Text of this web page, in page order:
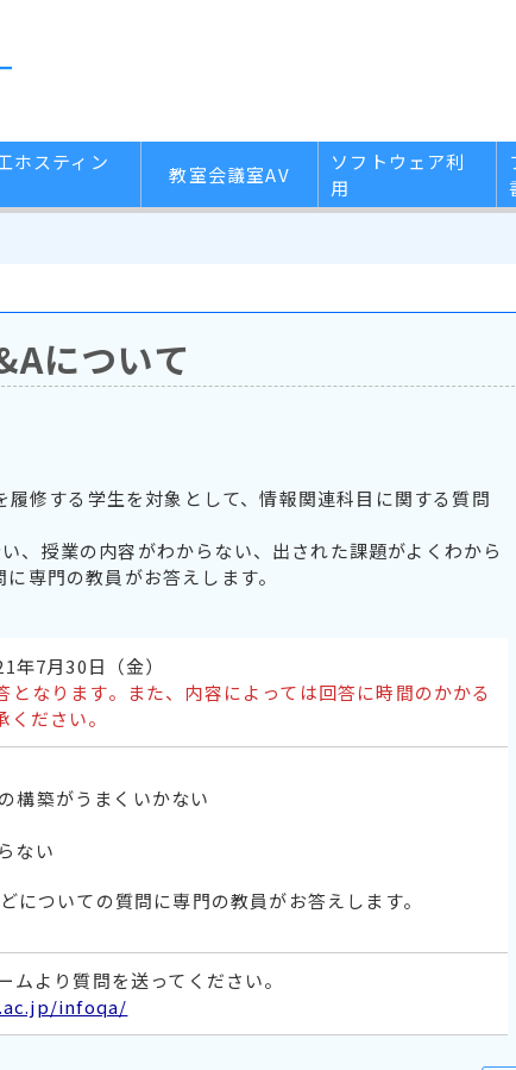
ホスティン
教室会議室AV
ソフトウェア利
用
について
修する学生を対象として、情報関連科目に関する質問
、授業の内容がわからない、出された課題がよくわから
専門の教員がお答えします。
年7月30日（金）
なります。また、内容によっては回答に時間のかかる
ださい。
構築がうまくいかない
ない
についての質問に専門の教員がお答えします。
より質問を送ってください。
infoqa/